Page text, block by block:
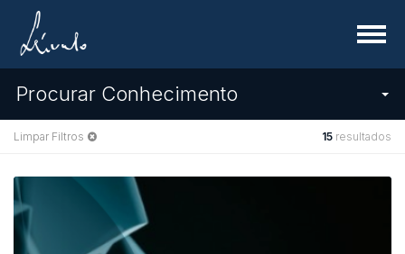
Menu
Procurar Conhecimento
Limpar Filtros 15 resultados